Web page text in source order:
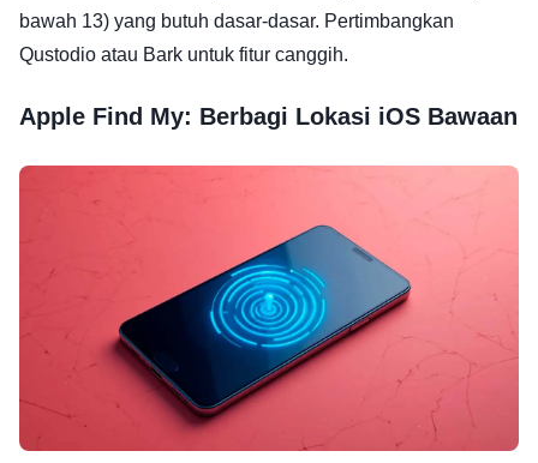
bawah 13) yang butuh dasar-dasar. Pertimbangkan
Qustodio atau Bark untuk fitur canggih.
Apple Find My: Berbagi Lokasi iOS Bawaan